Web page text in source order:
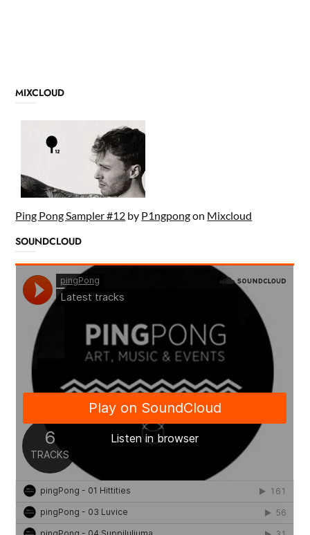
MIXCLOUD
Ping Pong Sampler #12 by P1ngpongon Mixcloud
SOUNDCLOUD